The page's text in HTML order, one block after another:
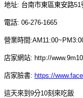
地址: 台南市東區東安路51
電話: 06-276-1665
營業時間
店家網站: http://
店家臉書: https://
這天來到 9分10刻來吃飯